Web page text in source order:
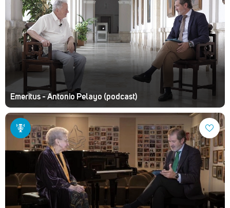
Emeritus - Antonio Pelayo (podcast)